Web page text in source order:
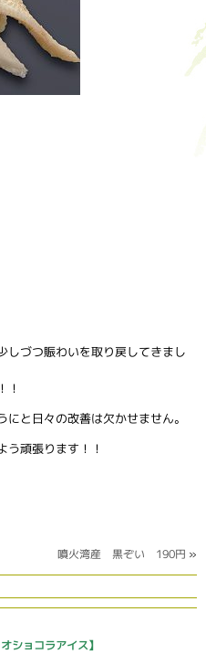
しづつ賑わいを取り戻してきまし
！
と日々の改善は欠かせません。
頑張ります！！
噴火湾産 黒ぞい 190円 »
ショコラアイス】